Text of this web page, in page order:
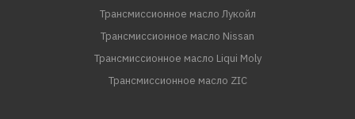
Трансмиссионное масло Лукойл
Трансмиссионное масло Nissan
Трансмиссионное масло Liqui Moly
Трансмиссионное масло ZIC